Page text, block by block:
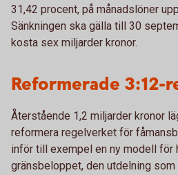
31,42 procent, på månadslöner
Sänkningen ska gälla till 30
kosta sex miljarder kronor.
Reformerade 3:12-
Återstående 1,2 miljarder kronor
reformera regelverket för
inför till exempel en ny modell för
gränsbeloppet, den utdelning